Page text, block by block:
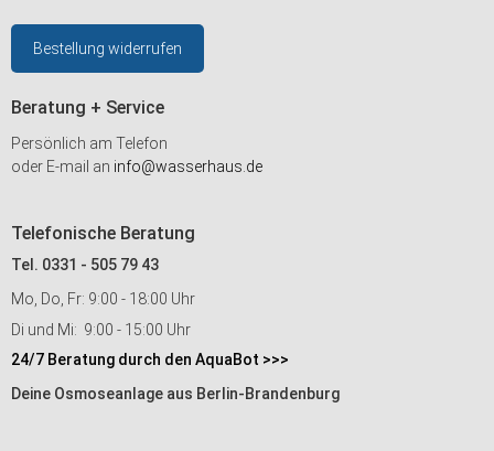
Bestellung widerrufen
Beratung + Service
Persönlich am Telefon
oder E-mail an info@wasserhaus.de
Telefonische Beratung
Tel. 0331 - 505 79 43
Mo, Do, Fr: 9:00 - 18:00 Uhr
Di und Mi: 9:00 - 15:00 Uhr
24/7 Beratung durch den AquaBot >>>
Deine Osmoseanlage aus Berlin-Brandenburg